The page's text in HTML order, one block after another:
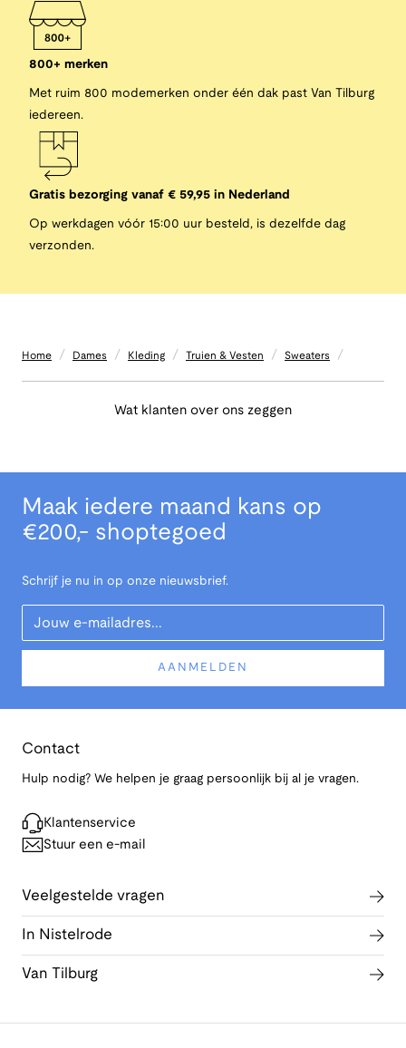
800+ merken
Met ruim 800 modemerken onder één dak past Van Tilburg
iedereen.
Gratis bezorging vanaf € 59,95 in Nederland
Op werkdagen vóór 15:00 uur besteld, is dezelfde dag
verzonden.
Home / Dames / Kleding / Truien & Vesten / Sweaters /
Wat klanten over ons zeggen
Maak iedere maand kans op
€200,- shoptegoed
Schrijf je nu in op onze nieuwsbrief.
Your Email
AANMELDEN
Contact
Hulp nodig? We helpen je graag persoonlijk bij al je vragen.
Klantenservice
Stuur een e-mail
Veelgestelde vragen
In Nistelrode
Van Tilburg